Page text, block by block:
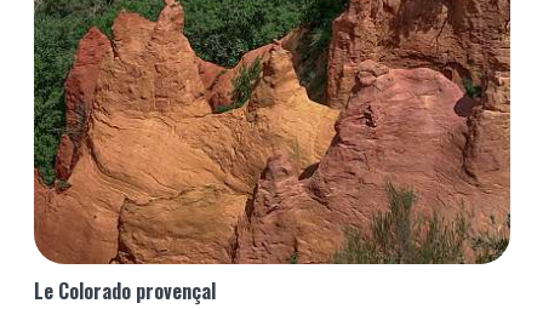
Le Colorado provençal